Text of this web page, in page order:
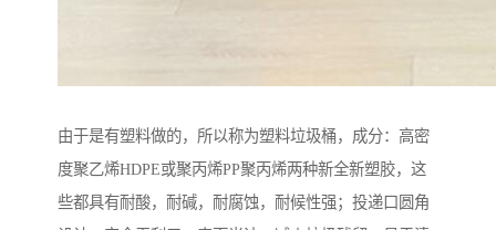
由于是有塑料做的，所以称为塑料垃圾桶，成分：高密
度聚乙烯HDPE或聚丙烯PP聚丙烯两种新全新塑胶，这
些都具有耐酸，耐碱，耐腐蚀，耐候性强；投递口圆角